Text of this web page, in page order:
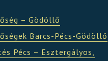
– Gödöllő
Barcs-Pécs-Gödöllő
Pécs – Esztergályos,